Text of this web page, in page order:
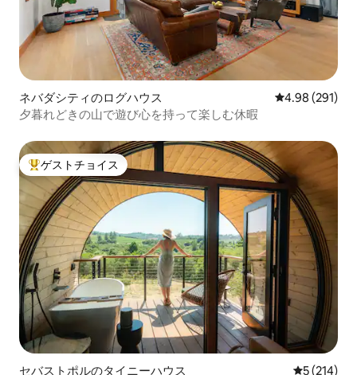
ネバダシティのログハウス レビュー291
4.98 (291)
夕暮れどきの山で遊び心を持って楽しむ休暇
大好評のゲストチョイスです。
ゲストチョイス
セバストポルのタイニーハウス レビュー
5 (214)